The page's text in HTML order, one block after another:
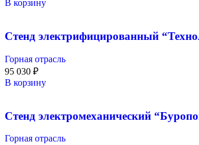
В корзину
Стенд электрифицированный
Горная отрасль
95 030 ₽
В корзину
Стенд электромеханический
Горная отрасль